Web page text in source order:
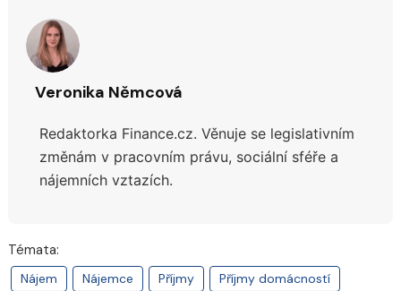
Veronika Němcová
Redaktorka Finance.cz. Věnuje se legislativním
změnám v pracovním právu, sociální sféře a
nájemních vztazích.
Témata:
Nájem Nájemce Příjmy
Příjmy domácností